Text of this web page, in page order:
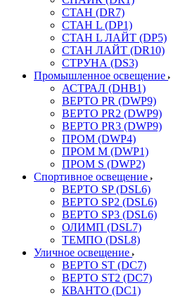
СТАН (DR7)
СТАН L (DP1)
СТАН L ЛАЙТ (DP5)
СТАН ЛАЙТ (DR10)
СТРУНА (DS3)
Промышленное освещение
АСТРАЛ (DHB1)
ВЕРТО PR (DWP9)
ВЕРТО PR2 (DWP9)
ВЕРТО PR3 (DWP9)
ПРОМ (DWP4)
ПРОМ M (DWP1)
ПРОМ S (DWP2)
Спортивное освещение
ВЕРТО SP (DSL6)
ВЕРТО SP2 (DSL6)
ВЕРТО SP3 (DSL6)
ОЛИМП (DSL7)
ТЕМПО (DSL8)
Уличное освещение
ВЕРТО ST (DC7)
ВЕРТО ST2 (DC7)
КВАНТО (DC1)